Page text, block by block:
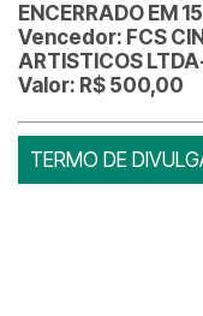
ENCERRADO EM
Vencedor: FCS
ARTISTICOS
Valor: R$ 500,00
TERMO DE